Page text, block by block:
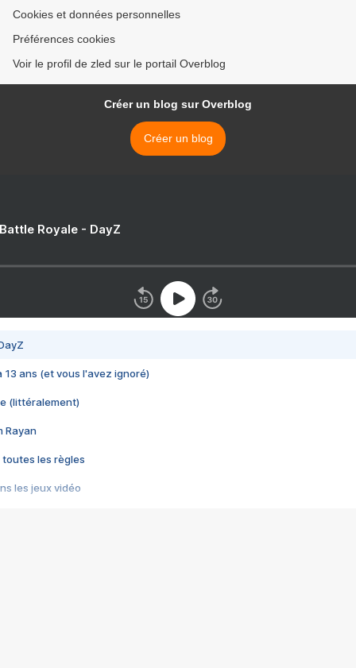
Cookies et données personnelles
Préférences cookies
Voir le profil de zled sur le portail Overblog
Créer un blog sur Overblog
Créer un blog
Royale - DayZ
13 ans (et vous l'avez ignoré)
(littéralement)
Rayan
toutes les règles
les jeux vidéo